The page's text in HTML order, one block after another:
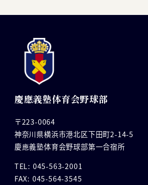
慶應義塾体育会野球部
〒223-0064
神奈川県横浜市港北区下田町2-14-5
慶應義塾体育会野球部第一合宿所
TEL: 045-563-2001
FAX: 045-564-3545